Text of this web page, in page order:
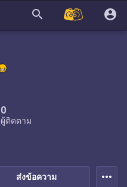
search account_circle
0
ผู้ติดตาม
ส่งข้อความ more_horiz